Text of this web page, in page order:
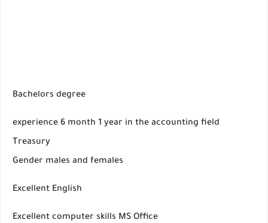
Bachelors degree
experience 6 month 1 year in the accounting field
Treasury
Gender males and females
Excellent English
Excellent computer skills MS Office